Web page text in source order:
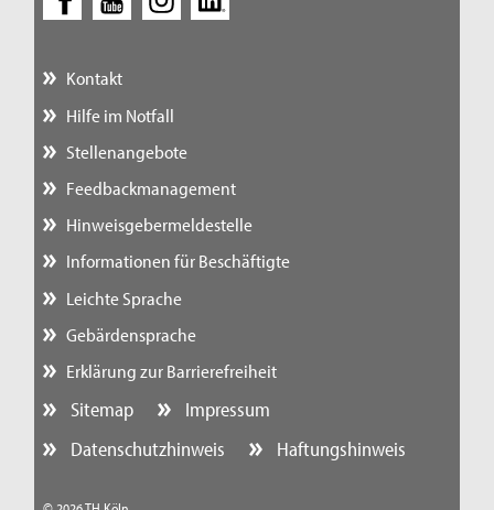
Kontakt
Hilfe im Notfall
Stellenangebote
Feedbackmanagement
Hinweisgebermeldestelle
Informationen für Beschäftigte
Leichte Sprache
Gebärdensprache
Erklärung zur Barrierefreiheit
Sitemap
Impressum
Datenschutzhinweis
Haftungshinweis